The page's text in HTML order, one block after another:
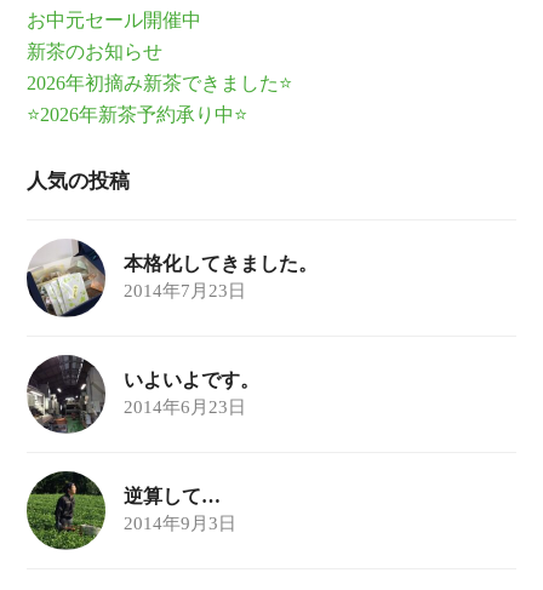
お中元セール開催中
新茶のお知らせ
2026年初摘み新茶できました⭐
⭐2026年新茶予約承り中⭐
人気の投稿
本格化してきました。
2014年7月23日
いよいよです。
2014年6月23日
逆算して…
2014年9月3日